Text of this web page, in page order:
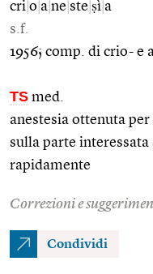
cri o a ne ste ṣì a
s.f.
1956; comp. di crio- e
TS med.
anestesia ottenuta
sulla parte interessata
rapidamente
Correzioni e
Condividi